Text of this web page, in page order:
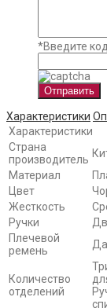
*Введите код
Отправить
Характеристики
Характеристики
Страна
производитель
Материал
Цвет
Жесткость
Ручки
Плечевой
ремень
Да
Количество
отделений